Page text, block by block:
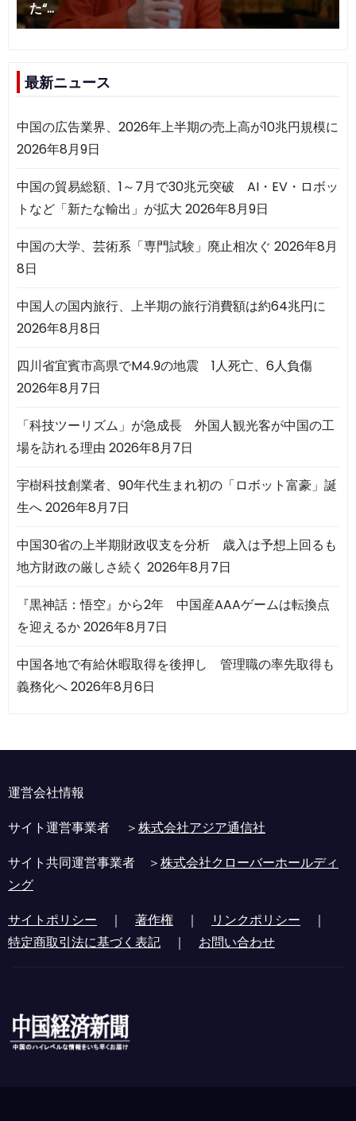
最新ニュース
中国の広告業界、2026年上半期の売上高が10兆円規模に
2026年8月9日
中国の貿易総額、1～7月で30兆元突破 AI・EV・ロボッ
トなど「新たな輸出」が拡大 2026年8月9日
中国の大学、芸術系「専門試験」廃止相次ぐ 2026年8月
8日
中国人の国内旅行、上半期の旅行消費額は約64兆円に
2026年8月8日
四川省宜賓市高県でM4.9の地震 1人死亡、6人負傷
2026年8月7日
「科技ツーリズム」が急成長 外国人観光客が中国の工
場を訪れる理由 2026年8月7日
宇樹科技創業者、90年代生まれ初の「ロボット富豪」誕
生へ2026年8月7日
中国30省の上半期財政収支を分析 歳入は予想上回るも
地方財政の厳しさ続く 2026年8月7日
『黒神話：悟空』から2年 中国産AAAゲームは転換点
を迎えるか2026年8月7日
中国各地で有給休暇取得を後押し 管理職の率先取得も
義務化へ2026年8月6日
運営会社情報
サイト運営事業者 ＞株式会社アジア通信社
サイト共同運営事業者 ＞株式会社クローバーホールディ
ング
サイトポリシー ｜ 著作権 ｜ リンクポリシー ｜
特定商取引法に基づく表記 ｜ お問い合わせ